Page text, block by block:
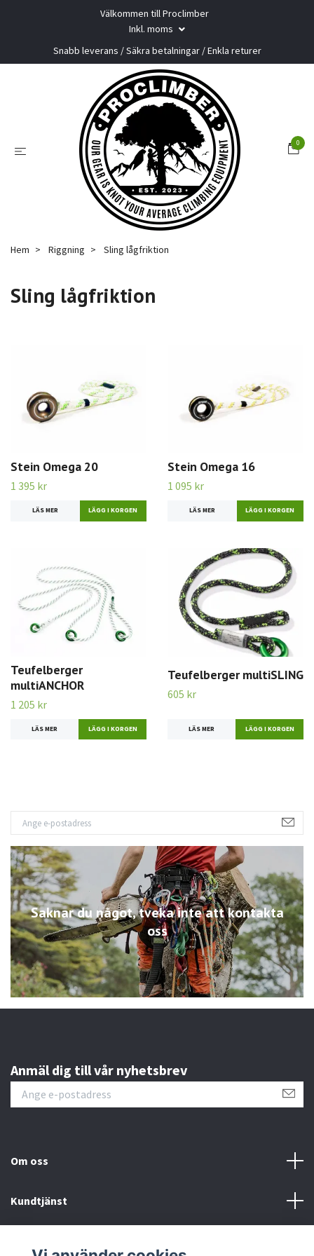
Välkommen till Proclimber
Inkl. moms
Snabb leverans / Säkra betalningar / Enkla returer
0
Saknar du något, tveka inte att kontakta
oss
Hem Riggning Sling lågfriktion
Sling lågfriktion
Stein Omega 20
1 395 kr
LÄS MER
Stein Omega 16
1 095 kr
LÄS MER
Teufelberger
multiANCHOR
1 205 kr
LÄS MER LÄGG I KORGEN
Teufelberger multiSLING
605 kr
LÄS MER LÄGG I KORGEN
Anmäl dig till vår nyhetsbrev
Om oss
Kundtjänst